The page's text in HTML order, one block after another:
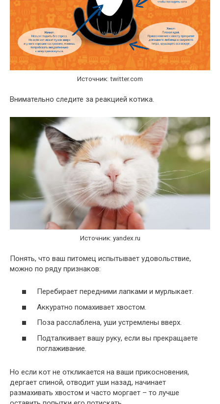
Источник: twitter.com
Внимательно следите за реакцией котика.
Источник: yandex.ru
Понять, что ваш питомец испытывает удовольствие,
можно по ряду признаков:
Перебирает передними лапками и мурлыкает.
Аккуратно помахивает хвостом.
Поза расслаблена, уши устремлены вверх.
Подталкивает вашу руку, если вы прекращаете
поглаживание.
Но если кот не откликается на ваши прикосновения,
дергает спиной, отводит уши назад, начинает
размахивать хвостом и часто моргает – то лучше